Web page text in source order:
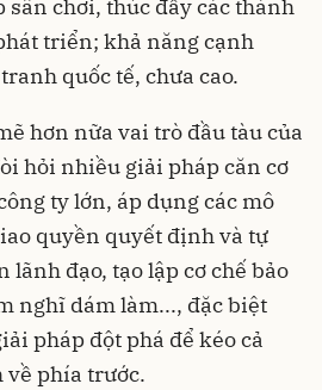
sân chơi, thúc đẩy các thành
triển; khả năng cạnh
quốc tế, chưa cao.
hơn nữa vai trò đầu tàu của
hỏi nhiều giải pháp căn cơ
ty lớn, áp dụng các mô
quyền quyết định và tự
lãnh đạo, tạo lập cơ chế bảo
nghĩ dám làm..., đặc biệt
pháp đột phá để kéo cả
về phía trước.